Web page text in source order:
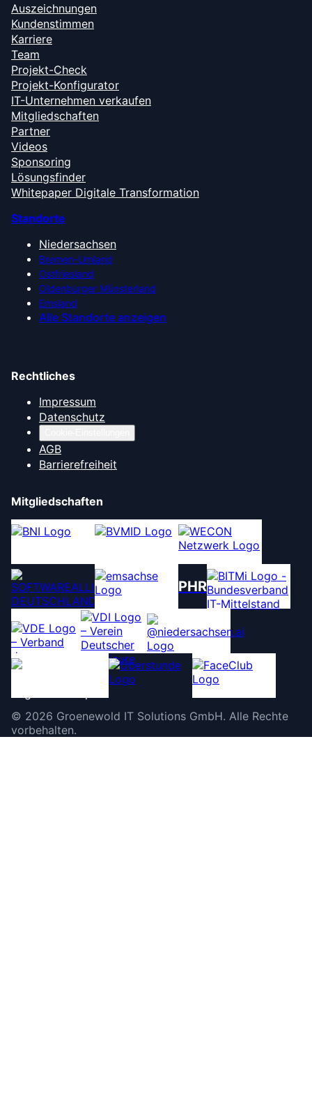
Auszeichnungen
Kundenstimmen
Karriere
Team
Projekt-Check
Projekt-Konfigurator
IT-Unternehmen verkaufen
Mitgliedschaften
Partner
Videos
Sponsoring
Lösungsfinder
Whitepaper Digitale Transformation
Standorte
Niedersachsen
Bremen-Umland
Ostfriesland
Oldenburger Münsterland
Emsland
Alle Standorte anzeigen
Rechtliches
Impressum
Datenschutz
AGB
Barrierefreiheit
Mitgliedschaften
PHR
© 2026 Groenewold IT Solutions GmbH. Alle Rechte
vorbehalten.